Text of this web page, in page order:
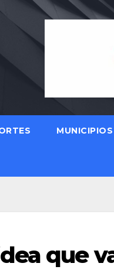
MUNICIPIOS
que